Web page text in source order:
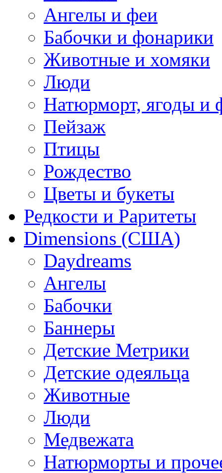
Ангелы и феи
Бабочки и фонарики
Животные и хомяки
Люди
Натюрморт, ягоды и
Пейзаж
Птицы
Рождество
Цветы и букеты
Редкости и Раритеты
Dimensions (США)
Daydreams
Ангелы
Бабочки
Баннеры
Детские Метрики
Детские одеяльца
Животные
Люди
Медвежата
Натюрморты и